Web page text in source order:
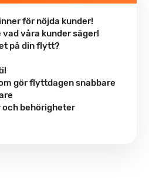
för nöjda kunder!
våra kunder säger!
på din flytt?
gör flyttdagen snabbare
behörigheter